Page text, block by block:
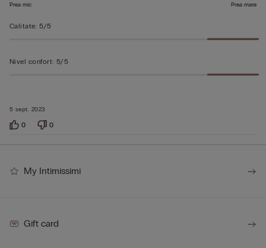
5 sept. 2023
Prea mic Prea mare
Calitate: 5/5
Nivel confort: 5/5
0 0
My Intimissimi
Gift card